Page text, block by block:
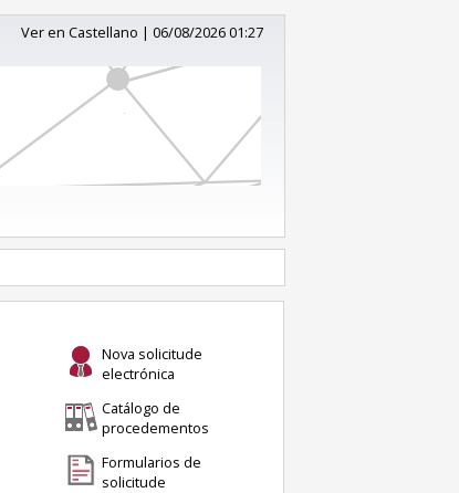
Ver en Castellano | 06/08/2026 01:27
Nova solicitude
electrónica
Catálogo de
procedementos
Formularios de
solicitude